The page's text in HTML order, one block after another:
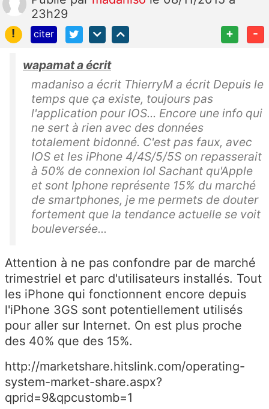
23h29
!
citer + -
wapamat a écrit
madaniso a écrit ThierryM a écrit Depuis le
temps que ça existe, toujours pas
l'application pour IOS... Encore une info qui
ne sert à rien avec des données
totalement bidonné. C'est pas faux, avec
IOS et les iPhone 4/4S/5/5S on repasserait
à 50% de connexion lol Sachant qu'Apple
et sont Iphone représente 15% du marché
de smartphones, je me permets de douter
fortement que la tendance actuelle se voit
bouleversée...
Attention à ne pas confondre par de marché
trimestriel et parc d'utilisateurs installés. Tout
les iPhone qui fonctionnent encore depuis
l'iPhone 3GS sont potentiellement utilisés
pour aller sur Internet. On est plus proche
des 40% que des 15%.
http://marketshare.hitslink.com/operating-
system-market-share.aspx?
qprid=9&qpcustomb=1